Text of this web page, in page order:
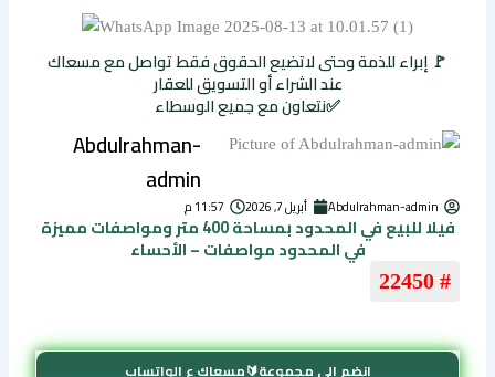
🚩 إبراء للذمة وحتى لاتضيع الحقوق فقط تواصل مع مسعاك
عند الشراء أو التسويق للعقار
✅نتعاون مع جميع الوسطاء
Abdulrahman-
admin
Abdulrahman-admin أبريل 7, 2026 11:57 م
فيلا للبيع في المحدود بمساحة 400 متر ومواصفات مميزة
في المحدود مواصفات – الأحساء
# 22450
إنضم إلى مجموعة🔰مسعاك ع الواتساب